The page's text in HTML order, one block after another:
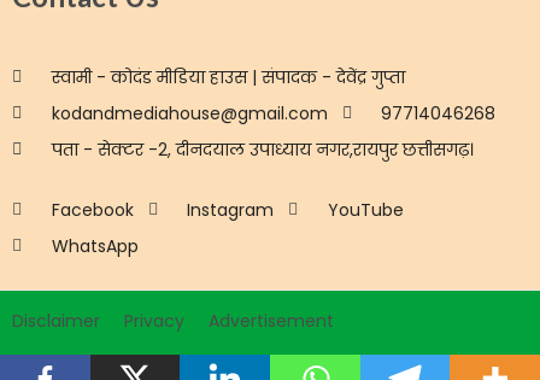
स्वामी - कोदंड मीडिया हाउस | संपादक - देवेंद्र गुप्ता
kodandmediahouse@gmail.com
97714046268
पता - सेक्टर -2, दीनदयाल उपाध्याय नगर,रायपुर छत्तीसगढ़।
Facebook Instagram
YouTube
WhatsApp
Disclaimer Privacy Advertisement